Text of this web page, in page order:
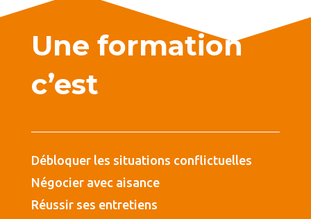
Une formation
c’est
Débloquer les situations conflictuelles
Négocier avec aisance
Réussir ses entretiens